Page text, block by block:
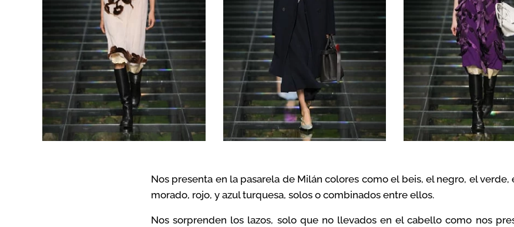
Nos presenta en la pasarela de Milán colores como el beis, el negro, el verde,
morado, rojo, y azul turquesa, solos o combinados entre ellos.
Nos sorprenden los lazos, solo que no llevados en el cabello como nos